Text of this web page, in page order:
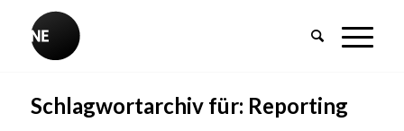
Schlagwortarchiv für: Reporting